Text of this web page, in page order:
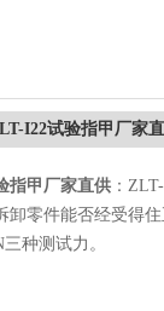
I22试验指甲厂家
指甲厂家直供 ：
卸零件能否经受得
三种测试力。